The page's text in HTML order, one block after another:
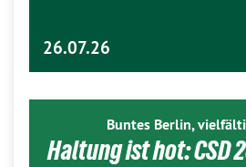
26.07.26
Buntes Berlin,
Haltung ist hot: CSD